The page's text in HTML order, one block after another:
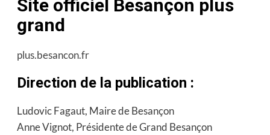
Site officiel Besançon plus
grand
plus.besancon.fr
Direction de la publication :
Ludovic Fagaut, Maire de Besançon
Anne Vignot, Présidente de Grand Besançon